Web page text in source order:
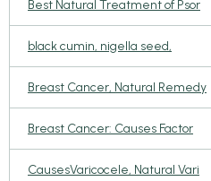
Best Natural Treatment of Psor
black cumin, nigella seed,
Breast Cancer, Natural Remedy
Breast Cancer: Causes Factor
CausesVaricocele, Natural Vari